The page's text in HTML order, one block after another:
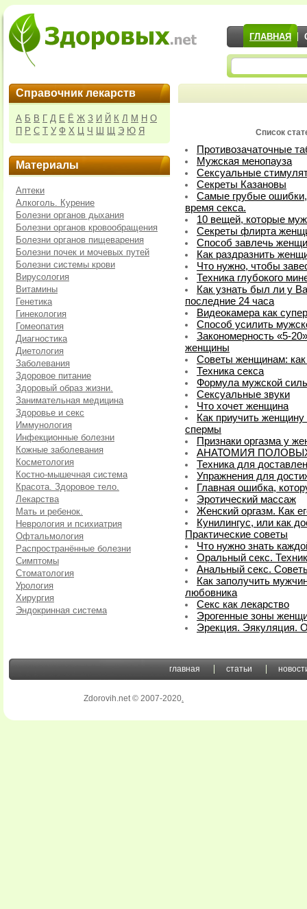
ГЛАВНАЯ
Справочник лекарств
А Б В Г Д Е Ё Ж З И Й К Л М Н О
П Р С Т У Ф Х Ц Ч Ш Щ Э Ю Я
Материалы
Аптеки
Алкоголь. Курение
Болезни органов дыхания
Болезни органов кровообращения
Болезни органов пищеварения
Болезни почек и мочевых путей
Болезни системы крови
Вирусология
Витамины
Генетика
Гинекология
Гомеопатия
Диагностика
Диетология
Заболевания
Здоровое питание
Здоровый образ жизни.
Занимательная медицина
Здоровье и секс
Иммунология
Инфекционные болезни
Кожные заболевания
Косметология
Костно-мышечная система
Красота. Здоровое тело.
Лекарства
Мать и ребенок.
Неврология и психиатрия
Офтальмология
Распространённые болезни
Симптомы
Стоматология
Урология
Хирургия
Эндокринная система
Список
Противозачаточные
Мужская менопауза
Сексуальные
Секреты Казановы
Самые грубые
время секса.
10 вещей, которые
Секреты флирта
Способ завлечь
Как раздразнить
Что нужно, чтобы
Техника глубокого
Как узнать был ли у
последние 24 часа
Видеокамера как
Способ усилить
Закономерность «5-
женщины
Советы женщинам: как
Техника секса
Формула мужской
Сексуальные звуки
Что хочет женщина
Как приучить женщину
спермы
Признаки оргазма у
АНАТОМИЯ
Техника для
Упражнения для
Главная ошибка,
Эротический массаж
Женский оргазм. Как
Кунилингус, или как
Практические советы
Что нужно знать
Оральный секс.
Анальный секс.
Как заполучить
любовника
Секс как лекарство
Эрогенные зоны
Эрекция. Эякуляция.
главная статьи
Zdorovih.net © 2007-2020